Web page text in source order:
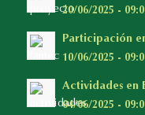
20/06/2025 -
Participación
10/06/2025 -
Actividades en
04/06/2025 -